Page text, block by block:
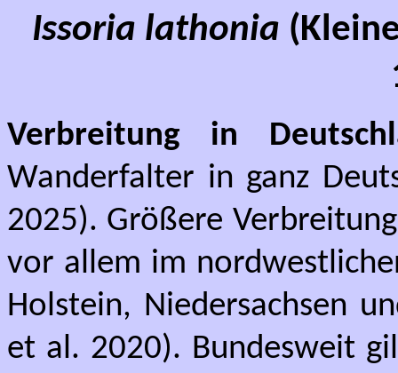
Issoria lathonia
Verbreitung in
Wanderfalter in ganz
2025). Größere
vor allem im
Holstein, Niedersachsen
et al. 2020). Bundesweit